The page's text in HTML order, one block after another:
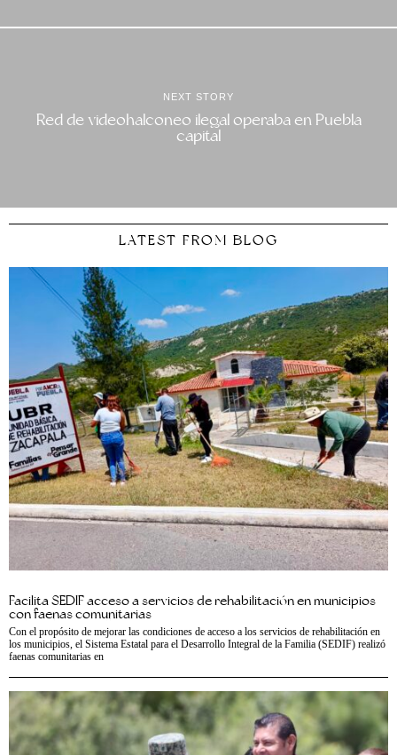
NEXT STORY
Red de videohalconeo ilegal operaba en Puebla
capital
LATEST FROM BLOG
Facilita SEDIF acceso a servicios de rehabilitación en municipios
con faenas comunitarias
Con el propósito de mejorar las condiciones de acceso a los servicios de rehabilitación en
los municipios, el Sistema Estatal para el Desarrollo Integral de la Familia (SEDIF) realizó
faenas comunitarias en